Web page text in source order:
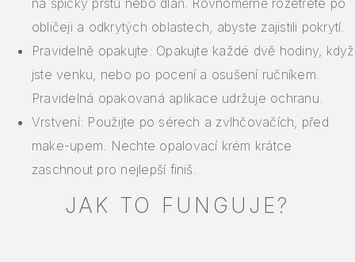
na špičky prstů nebo dlaň. Rovnoměrně rozetřete po
obličeji a odkrytých oblastech, abyste zajistili pokrytí.
Pravidelně opakujte: Opakujte každé dvě hodiny, když
jste venku, nebo po pocení a osušení ručníkem.
Pravidelná opakovaná aplikace udržuje ochranu.
Vrstvení: Použijte po sérech a zvlhčovačích, před
make-upem. Nechte opalovací krém krátce
zaschnout pro nejlepší finiš.
JAK TO FUNGUJE?